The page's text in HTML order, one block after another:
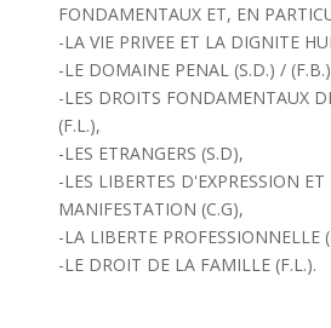
FONDAMENTAUX ET, EN
-LA VIE PRIVEE ET LA DIGNITE
-LE DOMAINE PENAL (S.D.) /
-LES DROITS FONDAMENTAUX
(F.L.),
-LES ETRANGERS (S.D),
-LES LIBERTES D'EXPRESSION ET
MANIFESTATION (C.G),
-LA LIBERTE PROFESSIONNELLE
-LE DROIT DE LA FAMILLE (F.L.).